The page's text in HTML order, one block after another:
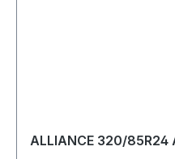
ALLIANCE 320/85R24